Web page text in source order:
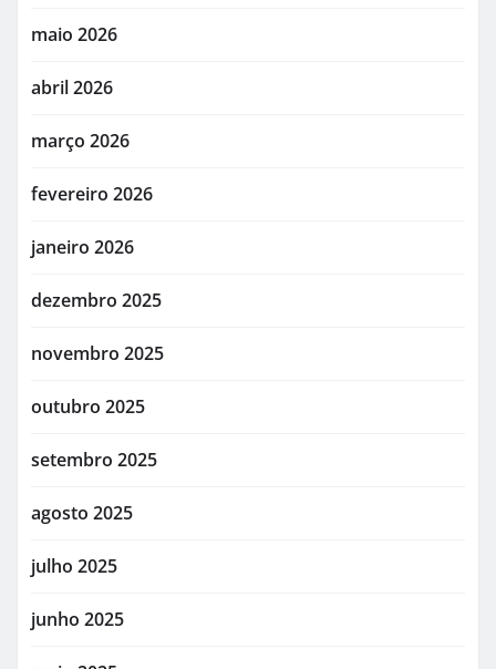
maio 2026
abril 2026
março 2026
fevereiro 2026
janeiro 2026
dezembro 2025
novembro 2025
outubro 2025
setembro 2025
agosto 2025
julho 2025
junho 2025